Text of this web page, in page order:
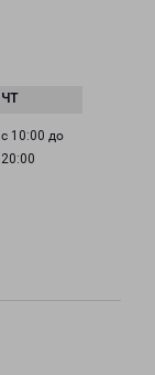
с 10:00 до
20:00